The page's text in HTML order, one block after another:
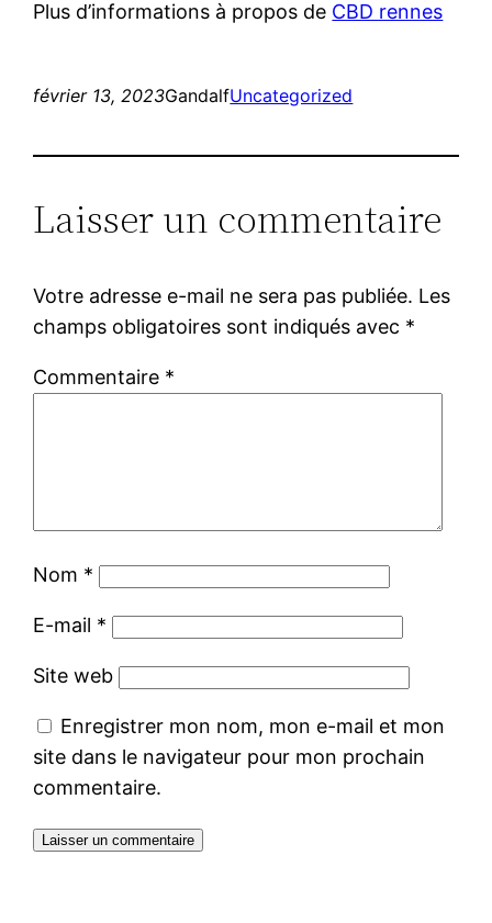
Plus d’informations à propos de CBD rennes
février 13, 2023GandalfUncategorized
Laisser un commentaire
Votre adresse e-mail ne sera pas publiée. Les
champs obligatoires sont indiqués avec *
Commentaire *
Nom *
E-mail *
Site web
Enregistrer mon nom, mon e-mail et mon
site dans le navigateur pour mon prochain
commentaire.